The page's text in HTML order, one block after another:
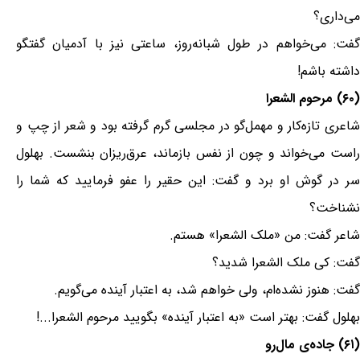
می‌داری؟
گفت: می‌خواهم در طول شبانه‌روز، ساعتی نیز با آدمیان گفتگو
داشته باشم!
(۶۰) مرحوم الشعرا
شاعری تازه‌کار و مهمل‌گو در مجلسی گرم گرفته بود و شعر از چپ و
راست می‌خواند و چون از نفس بازماند، عرق‌ریزان بنشست. بهلول
سر در گوش او برد و گفت: این حقیر را عفو فرمایید که شما را
نشناخت؟
شاعر گفت: من «ملک الشعرا» هستم.
گفت: کی ملک الشعرا شدید؟
گفت: هنوز نشده‌ام، ولی خواهم شد، به اعتبار آینده می‌گویم.
بهلول گفت: بهتر است «به اعتبار آینده» بگویید مرحوم الشعرا...!
(۶۱) جاده‌ی مال‌رو